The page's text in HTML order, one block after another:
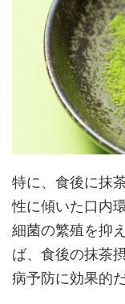
特に、食後に抹
性に傾いた口内
細菌の繁殖を抑
ば、食後の抹茶
病予防に効果的